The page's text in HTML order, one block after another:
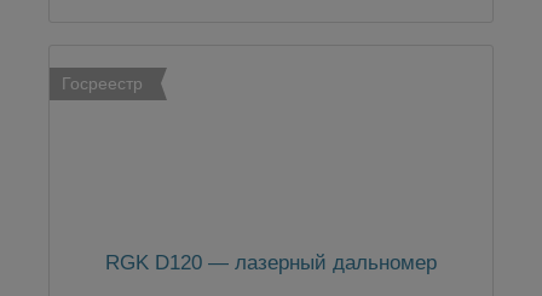
Госреестр
RGK D120 — лазерный дальномер